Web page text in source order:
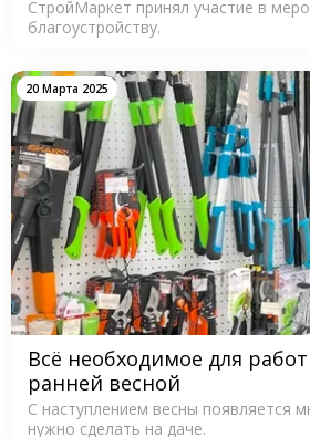
СтройМаркет принял участие в
благоустройству.
20 Марта 2025
Всё необходимое для
ранней весной
С наступлением весны появляется
нужно сделать на даче.